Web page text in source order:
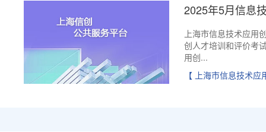
2025年5月信息
上海市信息技术应用
创人才培训和评价考
用创...
【 上海市信息技术